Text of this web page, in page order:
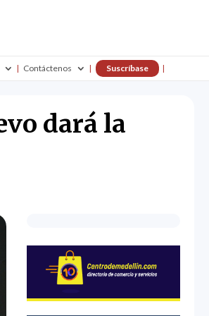
Contáctenos Suscríbase
dará la